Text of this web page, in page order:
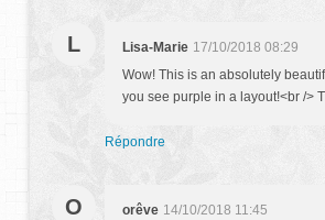
L Lisa-Marie 17/10/2018 08:29
Wow! This is an absolutely
you see purple in a layout!<br />
Répondre
O orêve 14/10/2018 11:45